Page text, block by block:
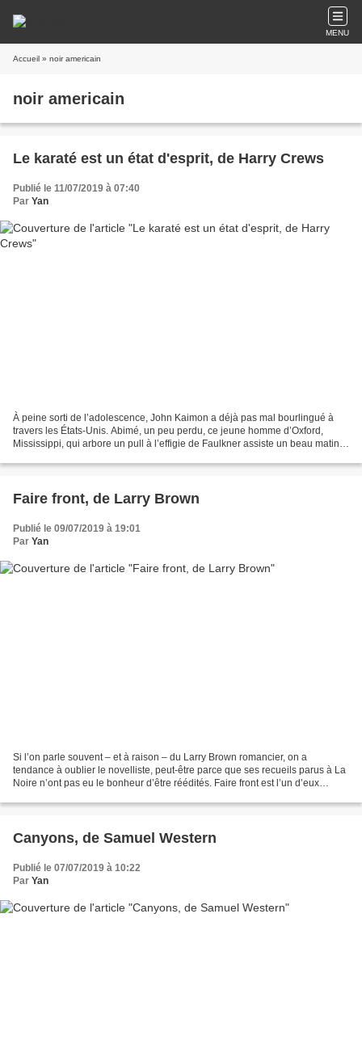
MENU
Accueil » noir americain
noir americain
Le karaté est un état d'esprit, de Harry Crews
Publié le 11/07/2019 à 07:40
Par Yan
À peine sorti de l’adolescence, John Kaimon a déjà pas mal bourlingué à
travers les États-Unis. Abimé, un peu perdu, ce jeune homme d’Oxford,
Mississippi, qui arbore un pull à l’effigie de Faulkner assiste un beau matin à
Faire front, de Larry Brown
Publié le 09/07/2019 à 19:01
Par Yan
Si l’on parle souvent – et à raison – du Larry Brown romancier, on a
tendance à oublier le novelliste, peut-être parce que ses recueils parus à La
Noire n’ont pas eu le bonheur d’être réédités. Faire front est l’un d’eux
Canyons, de Samuel Western
Publié le 07/07/2019 à 10:22
Par Yan